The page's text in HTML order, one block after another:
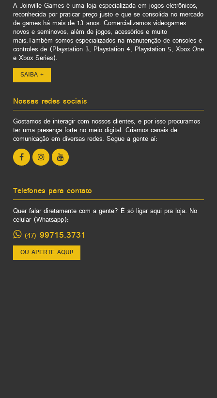
A Joinville Games é uma loja especializada em jogos eletrônicos,
reconhecida por praticar preço justo e que se consolida no mercado
de games há mais de 13 anos. Comercializamos videogames
novos e seminovos, além de jogos, acessórios e muito
mais.Também somos especializados na manutenção de consoles e
controles de (Playstation 3, Playstation 4, Playstation 5, Xbox One
e Xbox Series).
SAIBA +
Nossas redes sociais
Gostamos de interagir com nossos clientes, e por isso procuramos
ter uma presença forte no meio digital. Criamos canais de
comunicação em diversas redes. Segue a gente aí:
Telefones para contato
Quer falar diretamente com a gente? É só ligar aqui pra loja. No
celular (Whatsapp):
(47) 99715.3731
OU APERTE AQUI!